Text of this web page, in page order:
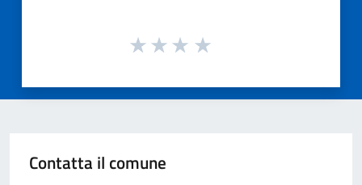
Contatta il comune